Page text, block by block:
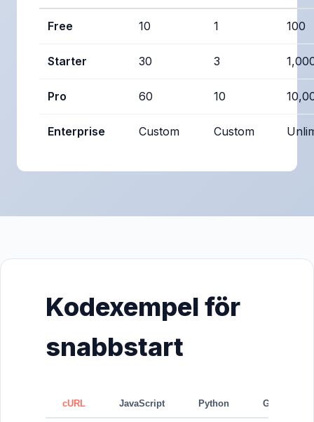
Free 10 1 100
Starter 30 3
Pro 60 10
Enterprise Custom Custom
Kodexempel för
snabbstart
cURL JavaScript Python GraphQL